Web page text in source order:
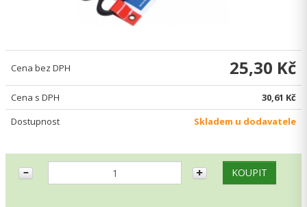
Cena bez DPH 25,30 Kč
Cena s DPH
30,61 Kč
Dostupnost
Skladem u dodavatele